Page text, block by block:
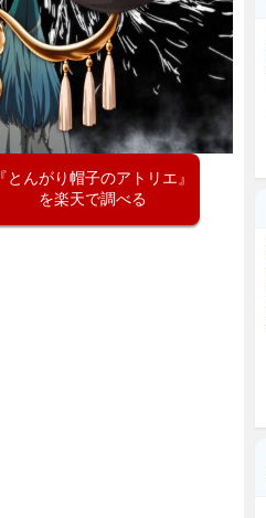
『とんがり帽子のアトリエ』
を楽天で調べる